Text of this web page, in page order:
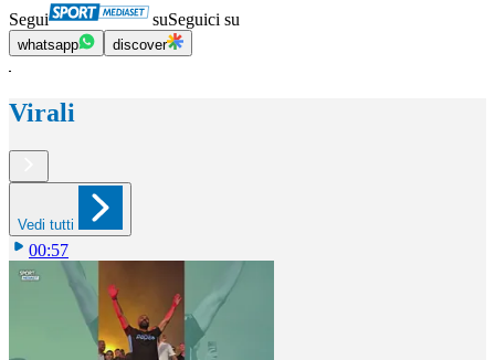
Segui suSeguici su
whatsapp discover
Virali
Vedi tutti
00:57